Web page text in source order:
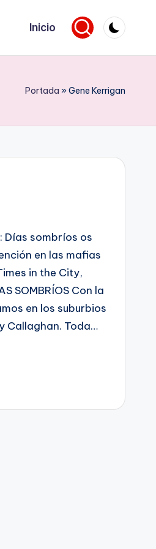
Inicio
Portada »Gene Kerrigan
Días sombríos os
en las mafias
in the City,
SOMBRÍOS Con la
en los suburbios
Callaghan. Toda…